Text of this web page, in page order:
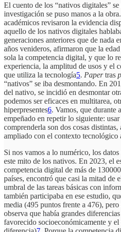
El cuento de los “nativos digitales”
investigación se puso manos a la
académicos revisaron la evidencia
aquello de los nativos digitales
generaciones anteriores que de nada
años venideros, afirmaron que la
sola la competencia digital, y que lo
experiencia, la amplitud de usos y el
que utiliza la tecnología5. Papertras
“nativos” se iba desmontando. En
del nativo, se incidió en desmontar
podemos ser eficaces en multitarea,
hiperpresentes6. Vamos, que durante
empeñado en repetir lo siguiente:
comprenderla son dos cosas distintas,
ampliado con el contexto tecnológico
Si nos vamos a lo numérico, los
este mito de los nativos. En 2023, el
competencia digital de más de
países, encontró que casi la mitad de
umbral de las tareas básicas con
también participaba en ese estudio,
media (495 puntos frente a 476),
observa que había grandes
favorecido socioeconómicamente y